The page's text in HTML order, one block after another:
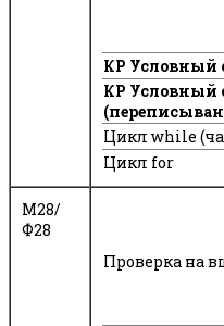
КР Условный
КР Условный
Цикл while
Цикл for
М28/
Ф28
Проверка на